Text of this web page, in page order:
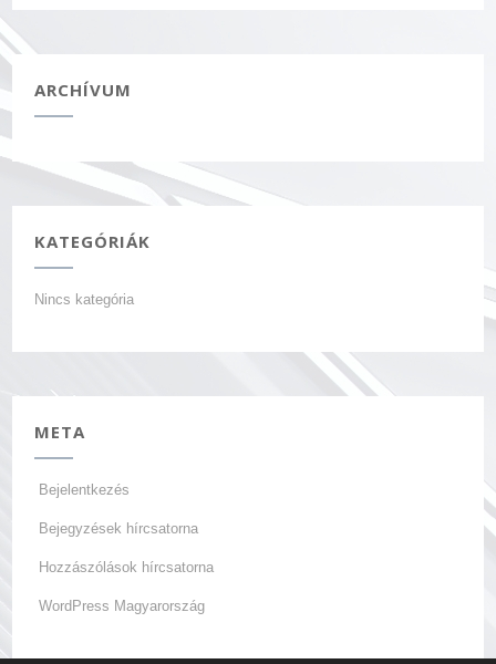
ARCHÍVUM
KATEGÓRIÁK
Nincs kategória
META
Bejelentkezés
Bejegyzések hírcsatorna
Hozzászólások hírcsatorna
WordPress Magyarország